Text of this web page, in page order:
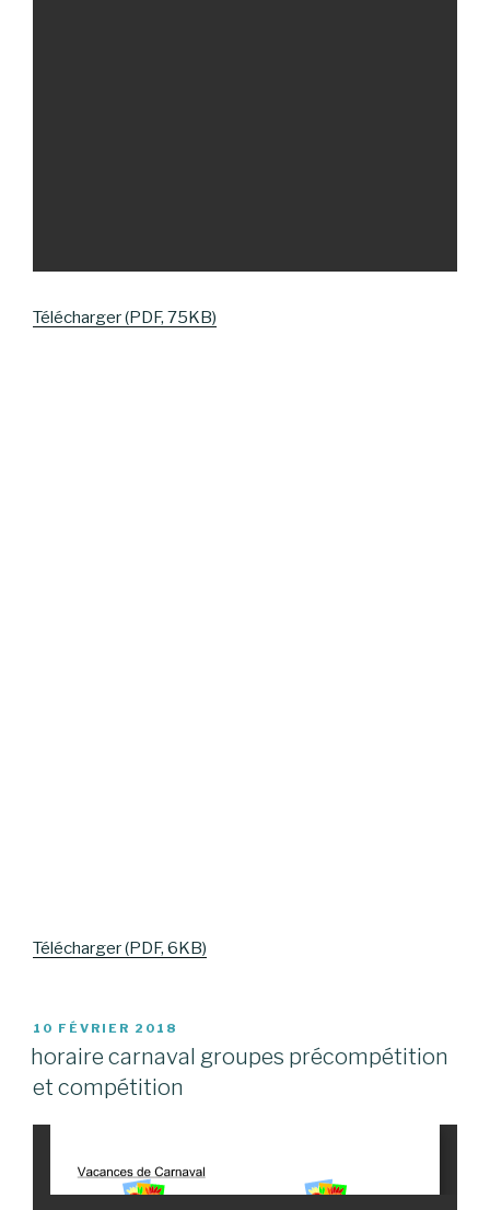
Télécharger (PDF, 75KB)
Télécharger (PDF, 6KB)
PUBLIÉ
LE
10 FÉVRIER 2018
horaire carnaval groupes précompétition
et compétition